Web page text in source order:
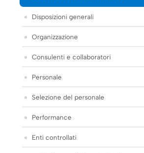
Disposizioni generali
Organizzazione
Consulenti e collaboratori
Personale
Selezione del personale
Performance
Enti controllati